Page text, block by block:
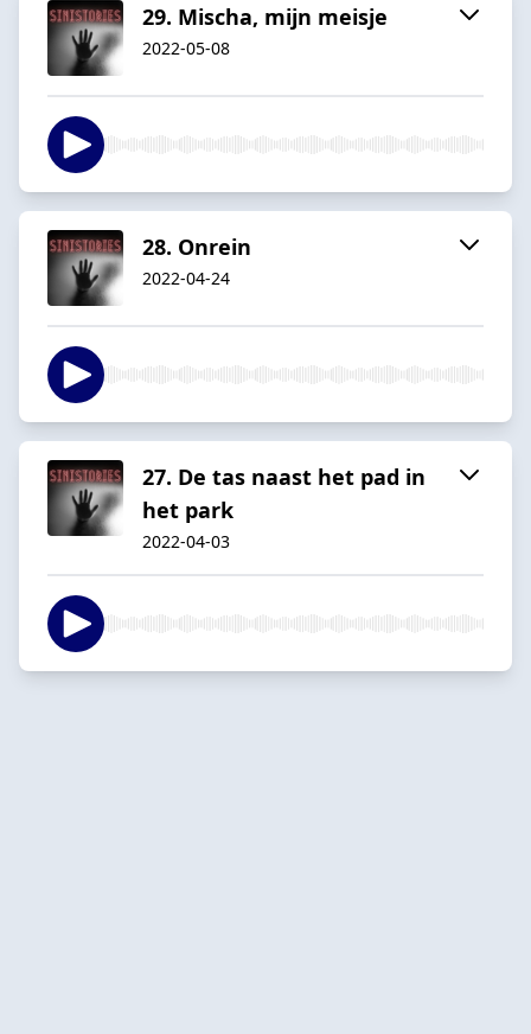
29. Mischa, mijn meisje
2022-05-08
28. Onrein
2022-04-24
27. De tas naast het pad in
het park
2022-04-03